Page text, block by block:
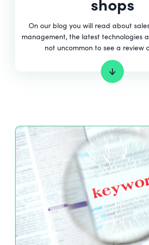
On our blog you will read about
management, the latest technologies
not uncommon to see a review